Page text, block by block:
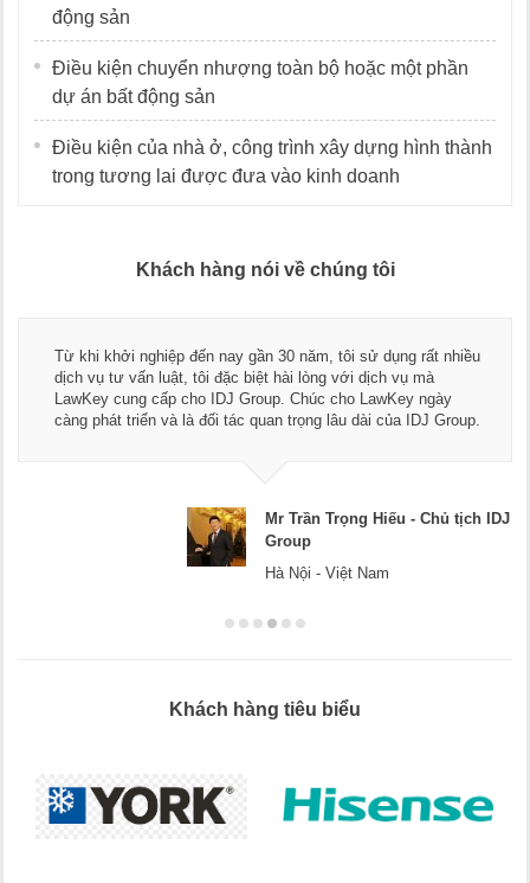
động sản
Điều kiện chuyển nhượng toàn bộ hoặc một phần
dự án bất động sản
Điều kiện của nhà ở, công trình xây dựng hình thành
trong tương lai được đưa vào kinh doanh
Khách hàng nói về chúng tôi
Từ khi khởi nghiệp đến nay gần 30 năm, tôi sử dụng rất nhiều
dịch vụ tư vấn luật, tôi đặc biệt hài lòng với dịch vụ mà
LawKey cung cấp cho IDJ Group. Chúc cho LawKey ngày
càng phát triển và là đối tác quan trọng lâu dài của IDJ Group.
Mr Trần Trọng Hiếu - Chủ tịch IDJ
Group
Hà Nội - Việt Nam
Khách hàng tiêu biểu